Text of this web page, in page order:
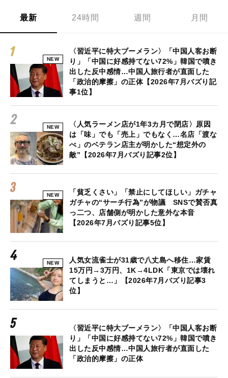
最新 24時間 週間 月間
NEW
〈習近平に特大ブーメラン〉「中国人客お断
り」「中国に好感持てない72%」韓国で噴き
出した反中感情…中国人旅行者が直面した
「政治的摩擦」の正体【2026年7月バズり記
事1位】
NEW
〈人気ラーメン店が1年3カ月で閉店〉原因
は「味」でも「売上」でもなく…名店「渡な
べ」のベテラン店主が明かした“想定外の
敵”【2026年7月バズり記事2位】
NEW
「貧乏くさい」「禁止にしてほしい」ガチャ
ガチャの“サーチ行為”が物議 SNSで賛否真
っ二つ、店舗側が明かした意外な本音
【2026年7月バズり記事5位】
NEW
人気女流雀士が31歳で八丈島へ移住…家賃
15万円→3万円、1K→4LDK「東京では壊れ
てしまうと…」【2026年7月バズり記事3
位】
〈習近平に特大ブーメラン〉「中国人客お断
り」「中国に好感持てない72%」韓国で噴き
出した反中感情…中国人旅行者が直面した
「政治的摩擦」の正体